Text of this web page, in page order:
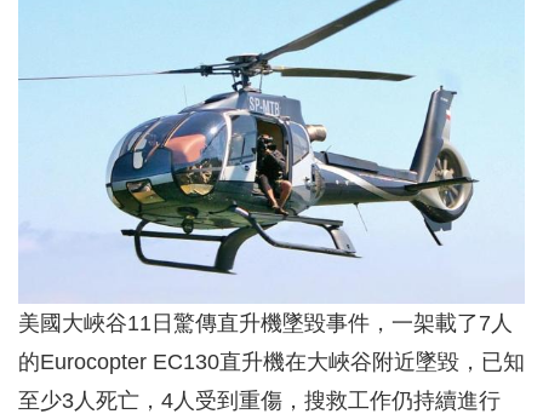
美國大峽谷11日驚傳直升機墜毀事件，一架載了7人
的Eurocopter EC130直升機在大峽谷附近墜毀，已知
至少3人死亡，4人受到重傷，搜救工作仍持續進行